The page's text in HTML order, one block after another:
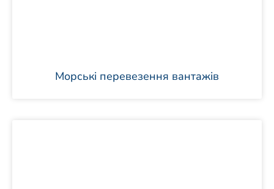
Морські перевезення вантажів